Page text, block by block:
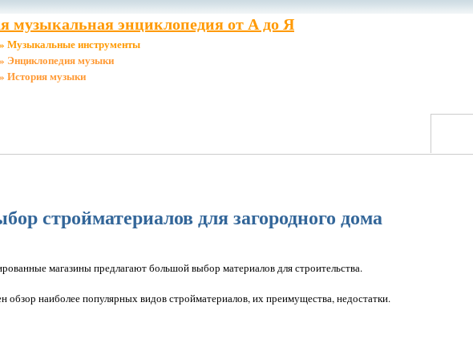
музыкальная энциклопедия от А до Я
» Музыкальные инструменты
» Энциклопедия музыки
» История музыки
стройматериалов для загородного дома
магазины предлагают большой выбор материалов для строительства.
обзор наиболее популярных видов стройматериалов, их преимущества, недостатки.